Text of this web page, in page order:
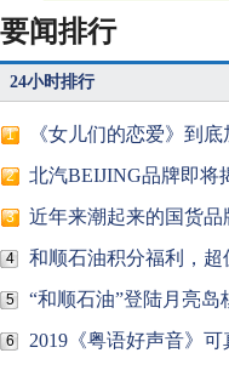
要闻排行
24小时排行
1 《女儿们的恋爱》到
2 北汽BEIJING品牌即将
3 近年来潮起来的国货品
4 和顺石油积分福利，超
5 “和顺石油”登陆月亮岛
6 2019《粤语好声音》